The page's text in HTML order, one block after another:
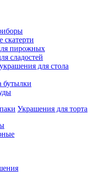
скатерти
пирожных
сладостей
для стола
бутылки
Украшения для торта